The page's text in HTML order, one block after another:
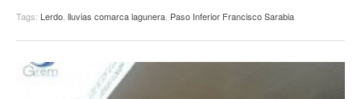
Tags: Lerdo lluvias comarca lagunera Paso Inferior Francisco Sarabia